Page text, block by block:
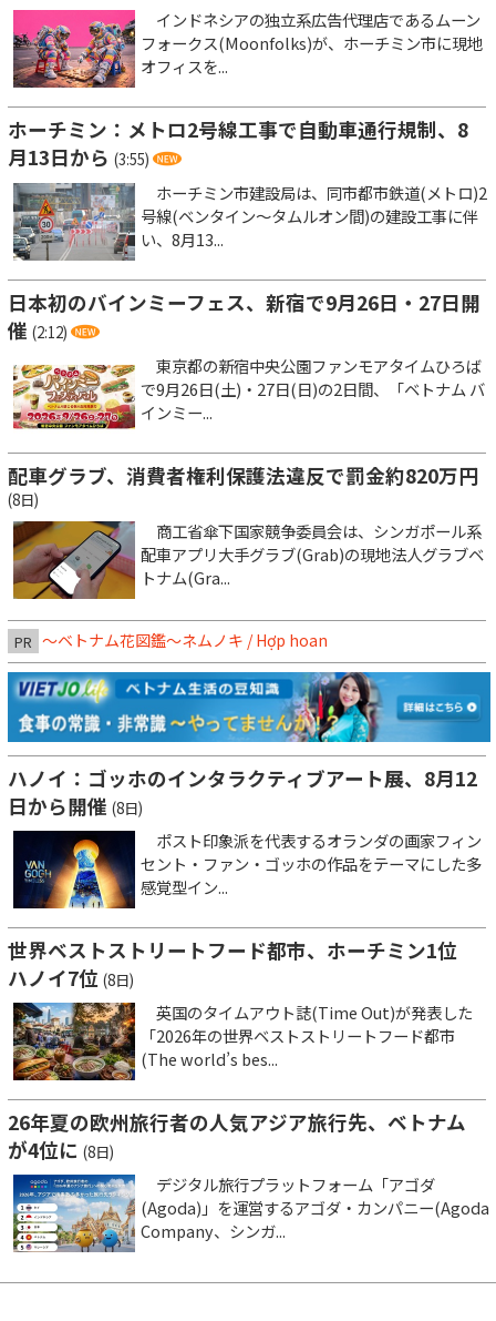
インドネシアの独立系広告代理店であるムーン
フォークス(Moonfolks)が、ホーチミン市に現地
オフィスを...
ホーチミン：メトロ2号線工事で自動車通行規制、8
月13日から (3:55)
ホーチミン市建設局は、同市都市鉄道(メトロ)2
号線(ベンタイン～タムルオン間)の建設工事に伴
い、8月13...
日本初のバインミーフェス、新宿で9月26日・27日開
催 (2:12)
東京都の新宿中央公園ファンモアタイムひろば
で9月26日(土)・27日(日)の2日間、「ベトナム バ
インミー...
配車グラブ、消費者権利保護法違反で罰金約820万円
(8日)
商工省傘下国家競争委員会は、シンガポール系
配車アプリ大手グラブ(Grab)の現地法人グラブベ
トナム(Gra...
PR ～ベトナム花図鑑～ネムノキ / Hợp hoan
ハノイ：ゴッホのインタラクティブアート展、8月12
日から開催 (8日)
ポスト印象派を代表するオランダの画家フィン
セント・ファン・ゴッホの作品をテーマにした多
感覚型イン...
世界ベストストリートフード都市、ホーチミン1位
ハノイ7位 (8日)
英国のタイムアウト誌(Time Out)が発表した
「2026年の世界ベストストリートフード都市
(The world’s bes...
26年夏の欧州旅行者の人気アジア旅行先、ベトナム
が4位に (8日)
デジタル旅行プラットフォーム「アゴダ
(Agoda)」を運営するアゴダ・カンパニー(Agoda
Company、シンガ...